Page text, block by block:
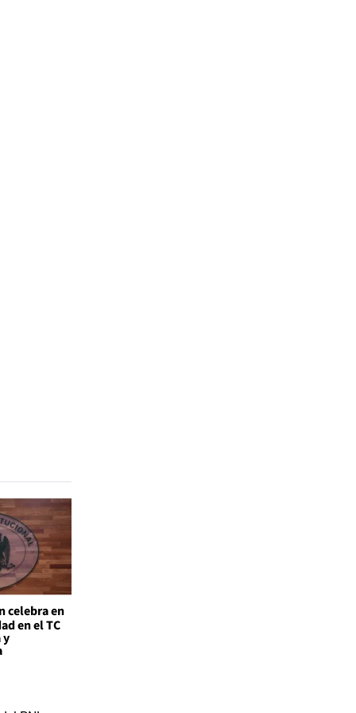
celebra en
en el TC
y